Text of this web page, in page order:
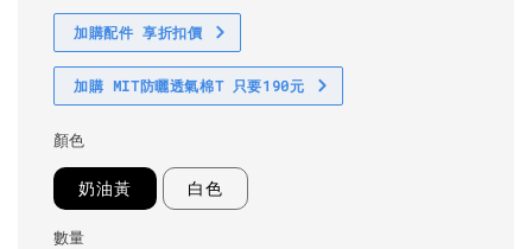
加購配件 享折扣價
加購 MIT防曬透氣棉T 只要190元
顏色
奶油黃 白色
數量